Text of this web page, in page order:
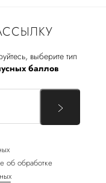
выберите тип
баллов
об обработке